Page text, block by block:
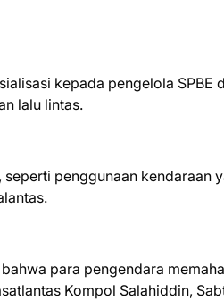
kepada pengelola SPBE
lalu lintas.
penggunaan kendaraan
para pengendara
Kompol Salahiddin,